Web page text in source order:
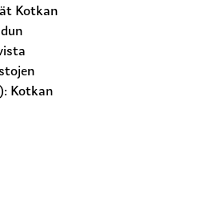
Kotkan
Kotkan